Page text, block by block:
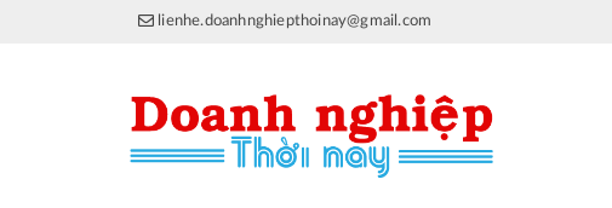
lienhe.doanhnghiepthoinay@gmail.com